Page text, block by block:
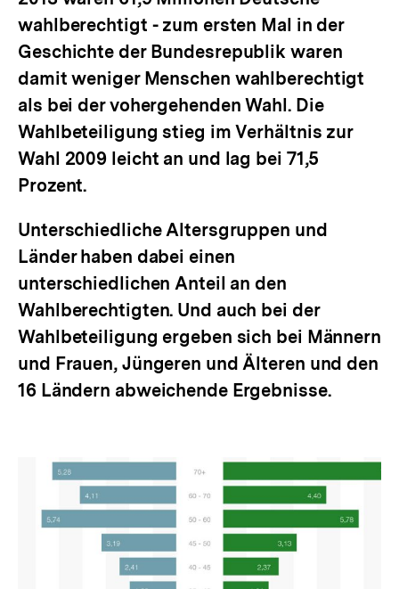
wahlberechtigt - zum ersten Mal in der
Geschichte der Bundesrepublik waren
damit weniger Menschen wahlberechtigt
als bei der vohergehenden Wahl. Die
Wahlbeteiligung stieg im Verhältnis zur
Wahl 2009 leicht an und lag bei 71,5
Prozent.
Unterschiedliche Altersgruppen und
Länder haben dabei einen
unterschiedlichen Anteil an den
Wahlberechtigten. Und auch bei der
Wahlbeteiligung ergeben sich bei Männern
und Frauen, Jüngeren und Älteren und den
16 Ländern abweichende Ergebnisse.